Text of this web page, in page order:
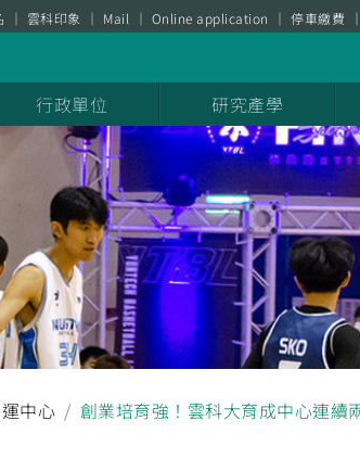
雲科印象 Mail Online application 停車繳費
行政單位 研究產學
中心 創業培育強！雲科大育成中心連續